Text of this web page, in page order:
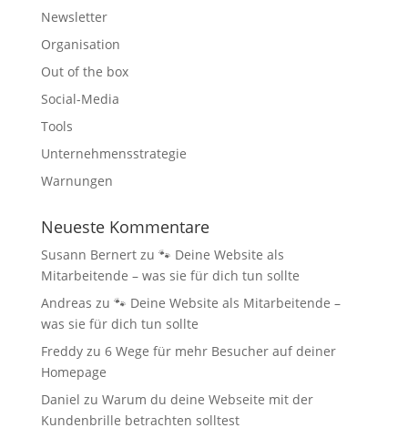
Newsletter
Organisation
Out of the box
Social-Media
Tools
Unternehmensstrategie
Warnungen
Neueste Kommentare
Susann Bernertzu 🐾 Deine Website als
Mitarbeitende – was sie für dich tun sollte
Andreas zu 🐾 Deine Website als Mitarbeitende –
was sie für dich tun sollte
Freddyzu 6 Wege für mehr Besucher auf deiner
Homepage
Daniel zu Warum du deine Webseite mit der
Kundenbrille betrachten solltest